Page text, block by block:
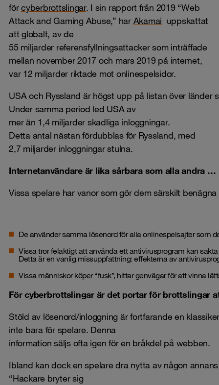
förcyberbrottslingar. I sin rapport från 2019 “Web
Attack and Gaming Abuse,” har Akamai uppskattat
att globalt, av de
55 miljarder referensfyllningsattacker som inträffade
mellan november 2017 och mars 2019 på internet,
var 12 miljarder riktade mot onlinespelsidor.
USA och Ryssland är högst upp på listan över länder
Under samma period led USA av
mer än 1,4 miljarder skadliga inloggningar.
Detta antal nästan fördubblas för Ryssland, med
2,7 miljarder inloggningar stulna.
Internetanvändare är lika sårbara som alla andra …
Vissa spelare har vanor som gör dem särskilt
De använder samma lösenordför alla onlinespelsajter som
Vissa tror felaktigt att använda ettantivirusprogram kan
Detta är en vanlig missuppfattning: effekterna av
Vissa människor köper “fusk”, hittar genvägar för att vinna
För cyberbrottslingar är det portar för brottslingar
Stöld av lösenord/inloggning är fortfarande en
inte bara för spelare. Denna
information säljs ofta igen för en bråkdel på webben.
Ibland kan dock en spelare dra nytta av någon
“Hackare bryter sig